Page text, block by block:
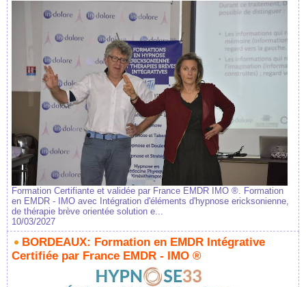
Formation Certifiante et validée par France EMDR IMO ®. Formation
en EMDR - IMO avec Intégration d'éléments d'hypnose ericksonienne,
de thérapie brève orientée solution e...
10/03/2027
BORDEAUX: Formation en EMDR Intégrative
Certifiée par France EMDR - IMO ®